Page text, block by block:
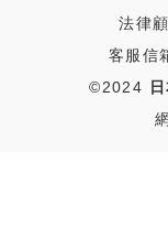
法律
客服信
©2024